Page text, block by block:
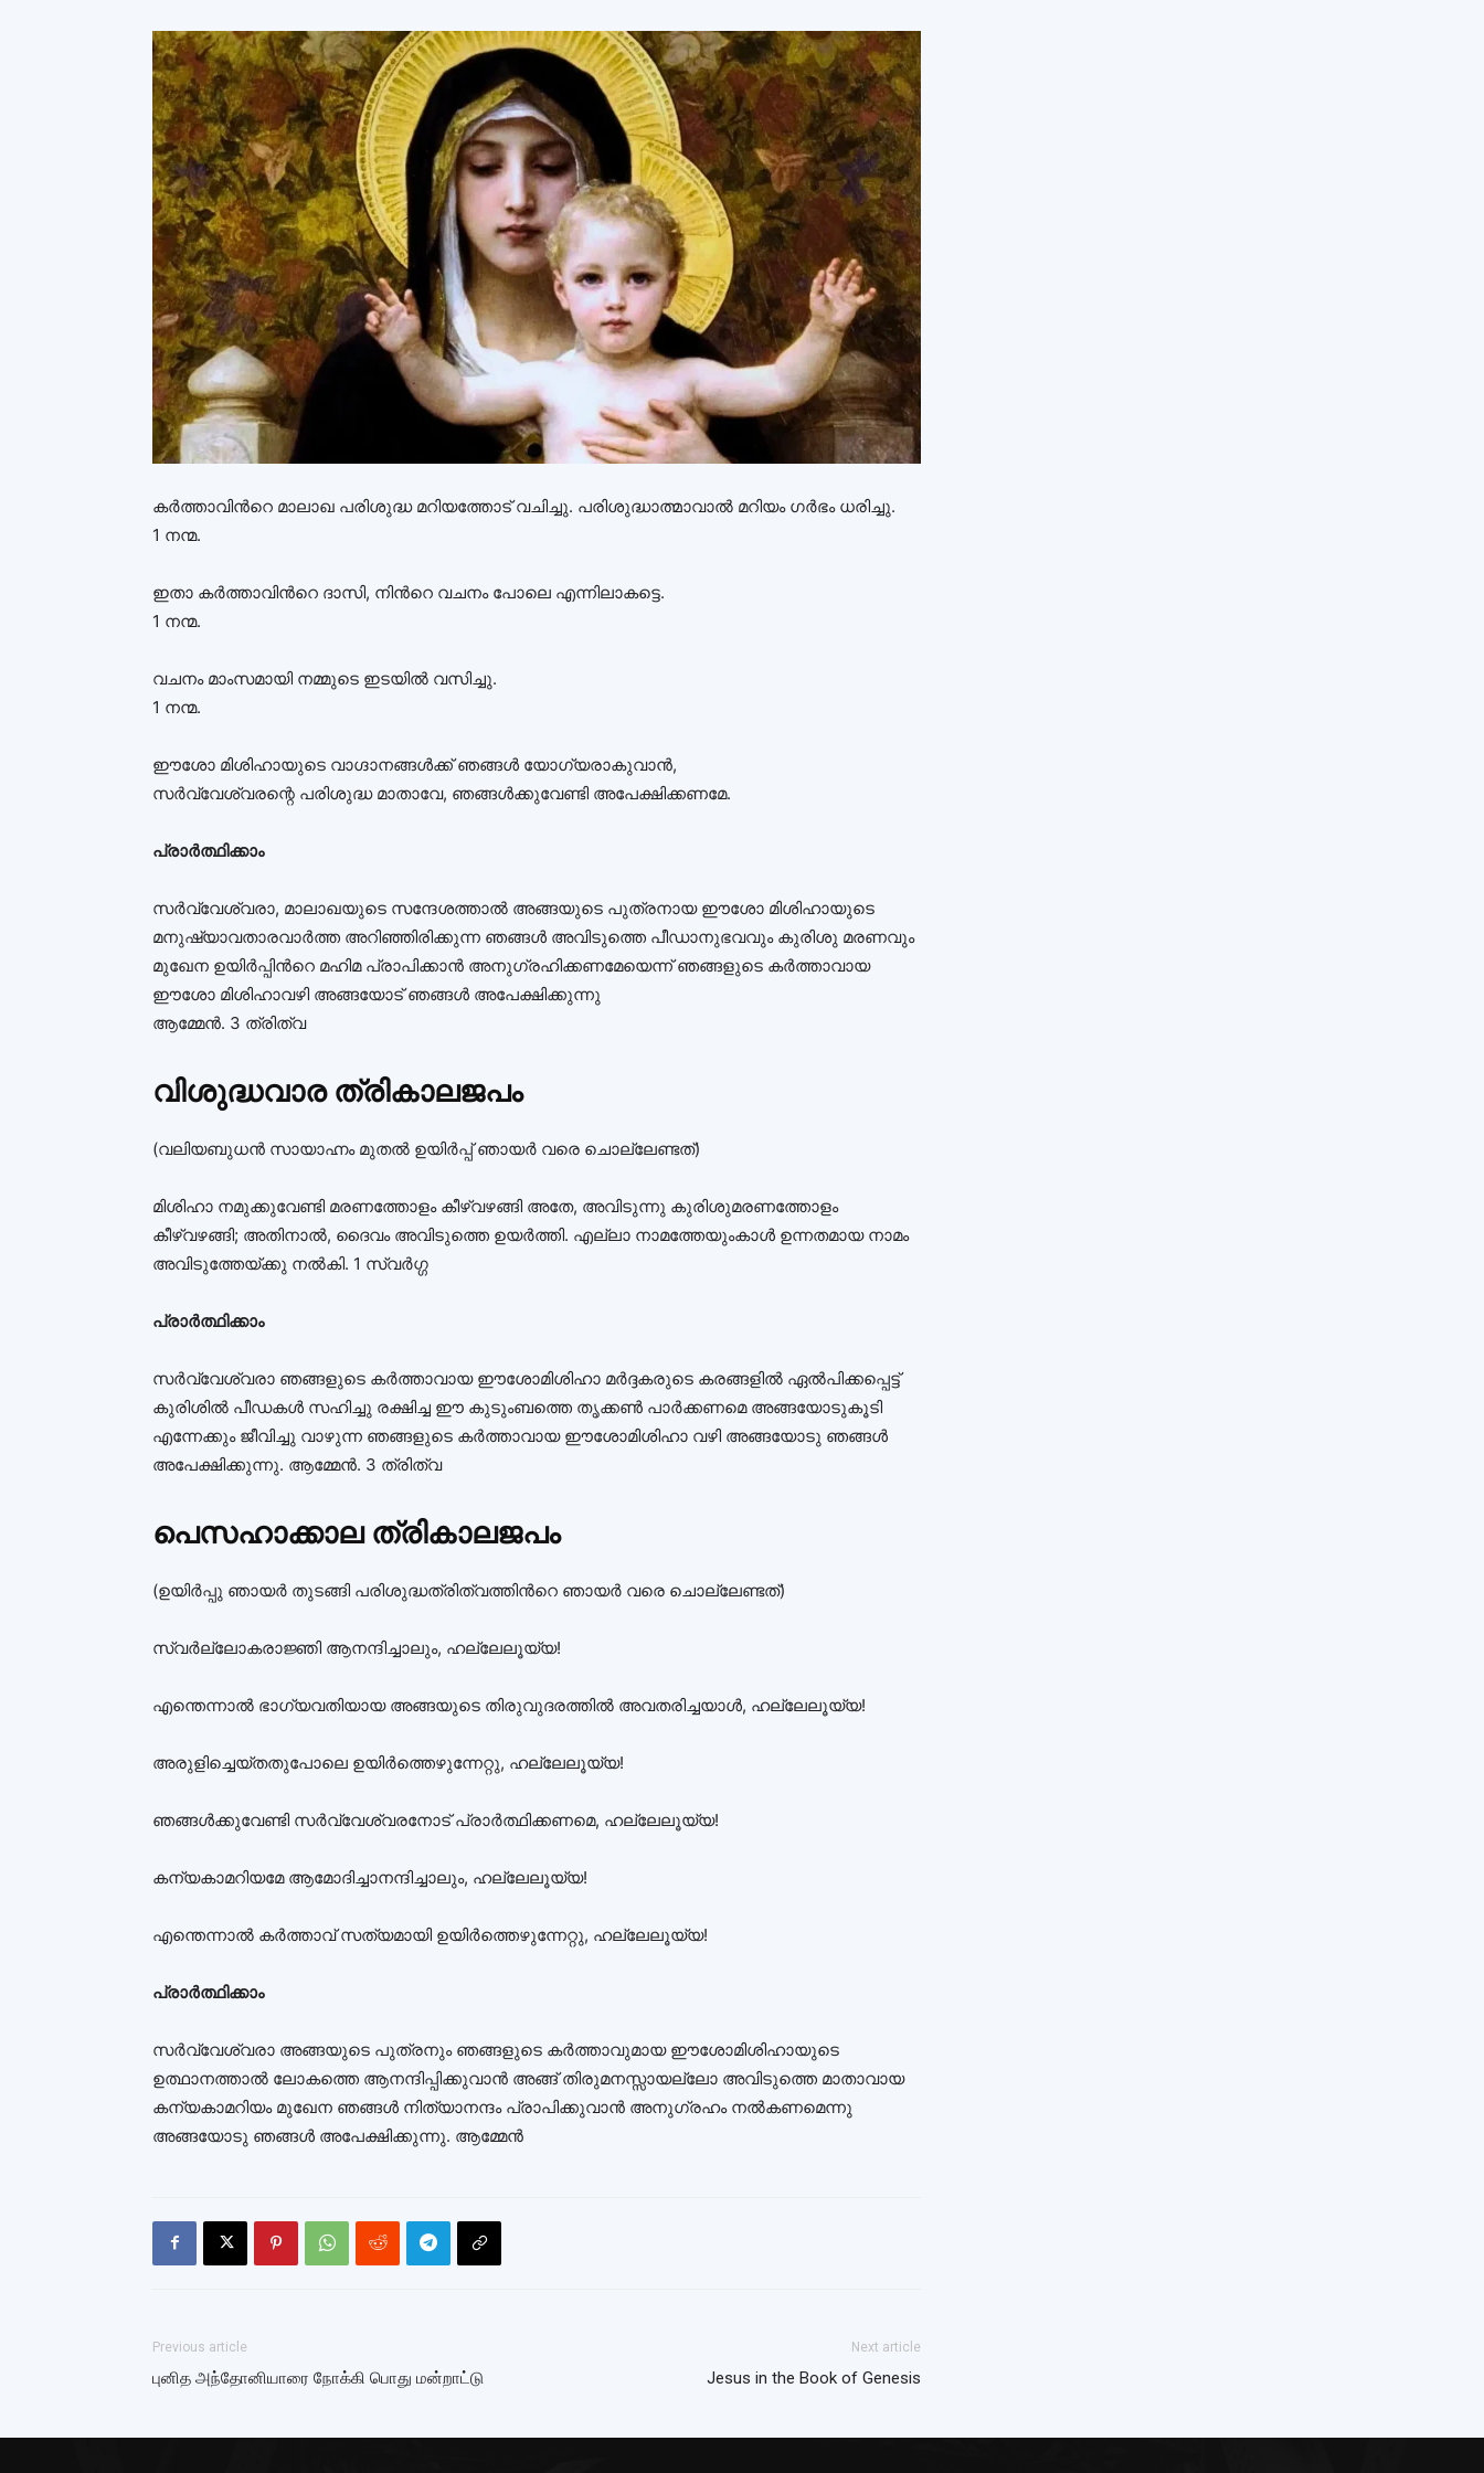
കര്‍ത്താവിന്‍റെ മാലാഖ പരിശുദ്ധ മറിയത്തോട് വചിച്ചു. പരിശുദ്ധാത്മാവാല്‍ മറിയം ഗര്‍ഭം ധരിച്ചു.
1 നന്മ.
ഇതാ കര്‍ത്താവിന്‍റെ ദാസി, നിന്‍റെ വചനം പോലെ എന്നിലാകട്ടെ.
1 നന്മ.
വചനം മാംസമായി നമ്മുടെ ഇടയില്‍ വസിച്ചു.
1 നന്മ.
ഈശോ മിശിഹായുടെ വാഗ്ദാനങ്ങള്‍ക്ക് ഞങ്ങള്‍ യോഗ്യരാകുവാന്‍,
സർവ്വേശ്വരന്റെ പരിശുദ്ധ മാതാവേ, ഞങ്ങള്‍ക്കുവേണ്ടി അപേക്ഷിക്കണമേ.
പ്രാര്‍ത്ഥിക്കാം
സര്‍വ്വേശ്വരാ, മാലാഖയുടെ സന്ദേശത്താല്‍ അങ്ങയുടെ പുത്രനായ ഈശോ മിശിഹായുടെ
മനുഷ്യാവതാരവാര്‍ത്ത അറിഞ്ഞിരിക്കുന്ന ഞങ്ങള്‍ അവിടുത്തെ പീഡാനുഭവവും കുരിശു മരണവും
മുഖേന ഉയിര്‍പ്പിന്‍റെ മഹിമ പ്രാപിക്കാന്‍ അനുഗ്രഹിക്കണമേയെന്ന് ഞങ്ങളുടെ കര്‍ത്താവായ
ഈശോ മിശിഹാവഴി അങ്ങയോട് ഞങ്ങള്‍ അപേക്ഷിക്കുന്നു
ആമ്മേന്‍. 3 ത്രിത്വ
വിശുദ്ധവാര ത്രികാലജപം
(വലിയബുധന്‍ സായാഹ്നം മുതല്‍ ഉയിര്‍പ്പ്‌ ഞായര്‍ വരെ ചൊല്ലേണ്ടത്‌)
മിശിഹാ നമുക്കുവേണ്ടി മരണത്തോളം കീഴ്‌വഴങ്ങി അതേ, അവിടുന്നു കുരിശുമരണത്തോളം
കീഴ്‌വഴങ്ങി; അതിനാല്‍, ദൈവം അവിടുത്തെ ഉയര്‍ത്തി. എല്ലാ നാമത്തേയുംകാള്‍ ഉന്നതമായ നാമം
അവിടുത്തേയ്ക്കു നല്‍കി. 1 സ്വര്‍ഗ്ഗ
പ്രാര്‍ത്ഥിക്കാം
സര്‍വ്വേശ്വരാ ഞങ്ങളുടെ കര്‍ത്താവായ ഈശോമിശിഹാ മര്‍ദ്ദകരുടെ കരങ്ങളില്‍ ഏല്‍പിക്കപ്പെട്ട്‌
കുരിശില്‍ പീഡകള്‍ സഹിച്ചു രക്ഷിച്ച ഈ കുടുംബത്തെ തൃക്കണ്‍ പാര്‍ക്കണമെ അങ്ങയോടുകൂടി
എന്നേക്കും ജീവിച്ചു വാഴുന്ന ഞങ്ങളുടെ കര്‍ത്താവായ ഈശോമിശിഹാ വഴി അങ്ങയോടു ഞങ്ങള്‍
അപേക്ഷിക്കുന്നു. ആമ്മേന്‍. 3 ത്രിത്വ
പെസഹാക്കാല ത്രികാലജപം
(ഉയിര്‍പ്പു ഞായര്‍ തുടങ്ങി പരിശുദ്ധത്രിത്വത്തിന്‍റെ ഞായര്‍ വരെ ചൊല്ലേണ്ടത്‌)
സ്വര്‍ല്ലോകരാജ്ഞി ആനന്ദിച്ചാലും, ഹല്ലേലൂയ്യ!
എന്തെന്നാല്‍ ഭാഗ്യവതിയായ അങ്ങയുടെ തിരുവുദരത്തില്‍ അവതരിച്ചയാള്‍, ഹല്ലേലൂയ്യ!
അരുളിച്ചെയ്തതുപോലെ ഉയിര്‍ത്തെഴുന്നേറ്റു‌, ഹല്ലേലൂയ്യ!
ഞങ്ങള്‍ക്കുവേണ്ടി സര്‍വ്വേശ്വരനോട്‌ പ്രാര്‍ത്ഥിക്കണമെ, ഹല്ലേലൂയ്യ!
കന്യകാമറിയമേ ആമോദിച്ചാനന്ദിച്ചാലും, ഹല്ലേലൂയ്യ!
എന്തെന്നാല്‍ കര്‍ത്താവ്‌ സത്യമായി ഉയിര്‍ത്തെഴുന്നേറ്റു‌, ഹല്ലേലൂയ്യ!
പ്രാര്‍ത്ഥിക്കാം
സര്‍വ്വേശ്വരാ അങ്ങയുടെ പുത്രനും ഞങ്ങളുടെ കര്‍ത്താവുമായ ഈശോമിശിഹായുടെ
ഉത്ഥാനത്താല്‍ ലോകത്തെ ആനന്ദിപ്പിക്കുവാന്‍ അങ്ങ്‌ തിരുമനസ്സായല്ലോ അവിടുത്തെ മാതാവായ
കന്യകാമറിയം മുഖേന ഞങ്ങള്‍ നിത്യാനന്ദം പ്രാപിക്കുവാന്‍ അനുഗ്രഹം നല്‍കണമെന്നു‌
അങ്ങയോടു ഞങ്ങള്‍ അപേക്ഷിക്കുന്നു. ആമ്മേന്‍
Previous article
புனித அந்தோனியாரை நோக்கி பொது மன்றாட்டு
Next article
Jesus in the Book of Genesis